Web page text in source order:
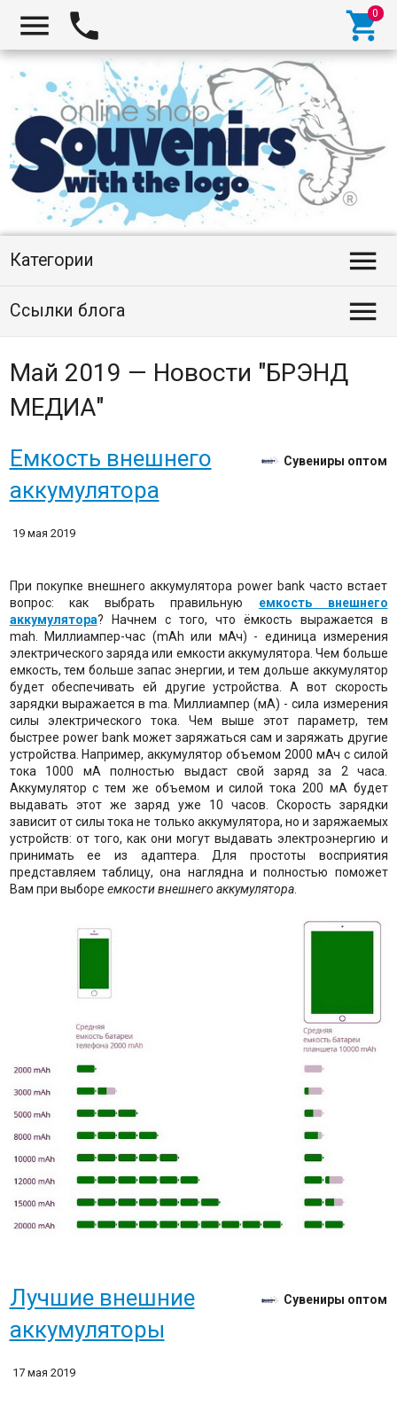
  
Категории 
Ссылки блога 
Май 2019 — Новости "БРЭНД
МЕДИА"
Емкость внешнего
аккумулятора
Сувениры оптом
19 мая 2019
При покупке внешнего аккумулятора power bank часто встает
вопрос: как выбрать правильную емкость внешнего
аккумулятора? Начнем с того, что ёмкость выражается в
mah. Миллиампер-час (mAh или мАч) - единица измерения
электрического заряда или емкости аккумулятора. Чем больше
емкость, тем больше запас энергии, и тем дольше аккумулятор
будет обеспечивать ей другие устройства. А вот скорость
зарядки выражается в ma. Миллиампер (мА) - сила измерения
силы электрического тока. Чем выше этот параметр, тем
быстрее power bank может заряжаться сам и заряжать другие
устройства. Например, аккумулятор объемом 2000 мАч с силой
тока 1000 мА полностью выдаст свой заряд за 2 часа.
Аккумулятор с тем же объемом и силой тока 200 мА будет
выдавать этот же заряд уже 10 часов. Скорость зарядки
зависит от силы тока не только аккумулятора, но и заряжаемых
устройств: от того, как они могут выдавать электроэнергию и
принимать ее из адаптера. Для простоты восприятия
представляем таблицу, она наглядна и полностью поможет
Вам при выборе емкости внешнего аккумулятора.
Лучшие внешние
аккумуляторы
Сувениры оптом
17 мая 2019